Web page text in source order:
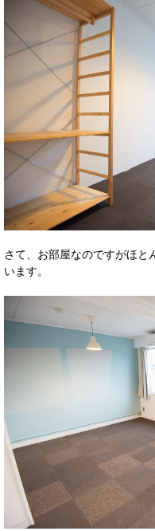
さて、お部屋なのですがほと
います。